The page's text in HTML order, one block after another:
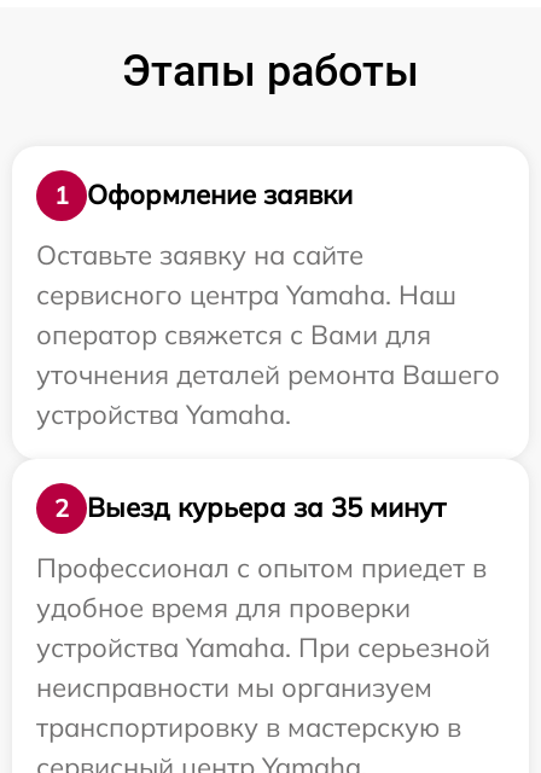
Этапы работы
1
Оформление заявки
Оставьте заявку на сайте
сервисного центра Yamaha. Наш
оператор свяжется с Вами для
уточнения деталей ремонта Вашего
устройства Yamaha.
2
Выезд курьера за 35 минут
Профессионал с опытом приедет в
удобное время для проверки
устройства Yamaha. При серьезной
неисправности мы организуем
транспортировку в мастерскую в